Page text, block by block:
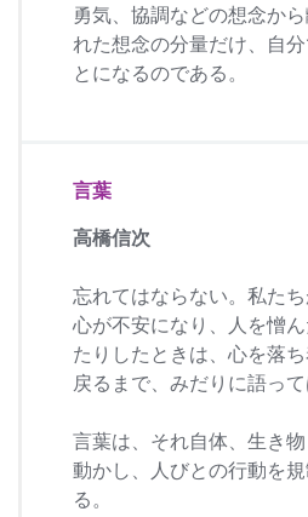
勇気、協調などの想念か
れた想念の分量だけ、自
とになるのである。
言葉
高橋信次
忘れてはならない。私たち
心が不安になり、人を憎
たりしたときは、心を落
戻るまで、みだりに語って
言葉は、それ自体、生き
動かし、人びとの行動を
る。